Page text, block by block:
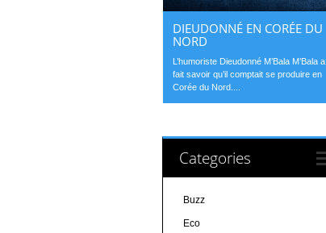
DIEUDONNÉ EN CORÉE DU
NORD
L’humoriste Dieudonné M’Bala M’Bala a
fait savoir qu’il comptait se produire en
Corée du Nord....
Categories
Buzz
Eco